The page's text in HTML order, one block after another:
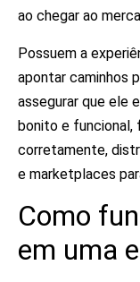
ao chegar ao
Possuem a
apontar caminhos
assegurar que ele
bonito e funcional,
corretamente,
e marketplaces
Como
em uma